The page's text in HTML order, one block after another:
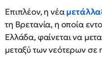
Επιπλέον, η νέα
τη Βρετανία, η οποία
Ελλάδα, φαίνεται να
μεταξύ των νεότερων σε